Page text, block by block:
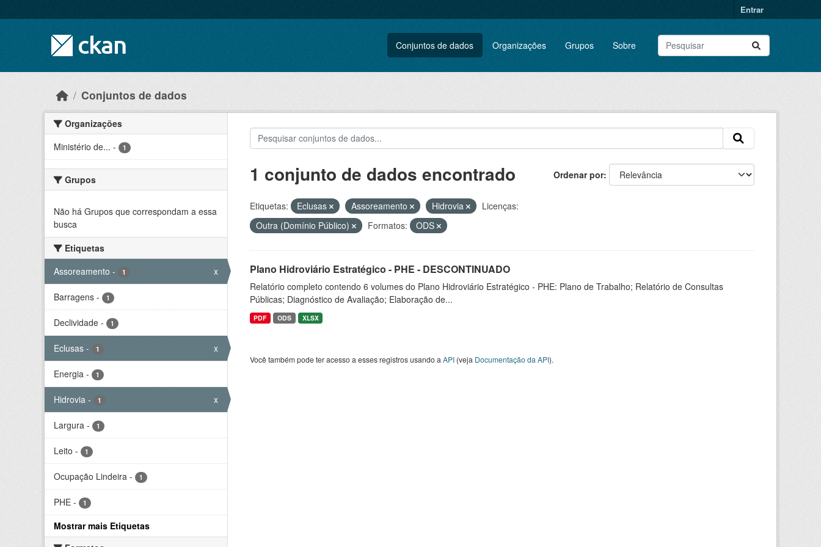
Entrar
Conjuntos de dados Organizações Grupos Sobre
Conjuntos de dados
Organizações
Ministério de... - 1
Grupos
Não há Grupos que correspondam a essa
busca
Etiquetas
Assoreamento - 1 x
Barragens - 1
Declividade - 1
Eclusas - 1 x
Energia - 1
Hidrovia - 1 x
Largura - 1
Leito - 1
Ocupação Lindeira - 1
PHE - 1
Mostrar mais Etiquetas
Ordenar por
1 conjunto de dados encontrado
Etiquetas: Eclusas Assoreamento Hidrovia
Licenças:
Outra (Domínio Público)
Formatos: ODS
Plano Hidroviário Estratégico - PHE - DESCONTINUADO
Relatório completo contendo 6 volumes do Plano Hidroviário Estratégico - PHE: Plano de Trabalho; Relatório de Consultas
Públicas; Diagnóstico de Avaliação; Elaboração de...
PDF ODS XLSX
Você também pode ter acesso a esses registros usando a API(veja Documentação da API).